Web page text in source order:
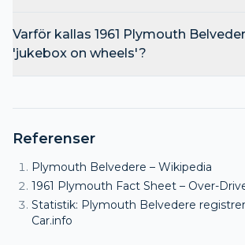
Varför kallas 1961 Plymouth
'jukebox on wheels'?
Referenser
Plymouth Belvedere – Wikipedia
1961 Plymouth Fact Sheet – Over-
Statistik: Plymouth Belvedere
Car.info